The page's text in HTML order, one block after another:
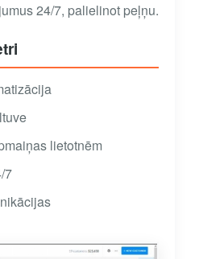
24/7, palielinot peļņu.
lietotnēm
7